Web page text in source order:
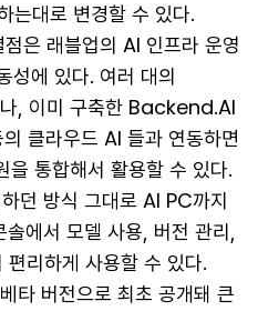
는대로 변경할 수 있다.
은 래블업의 AI 인프라 운영
에 있다. 여러 대의
, 이미 구축한 Backend.AI
클라우드 AI 들과 연동하면
통합해서 활용할 수 있다.
던 방식 그대로 AI PC까지
에서 모델 사용, 버전 관리,
리하게 사용할 수 있다.
버전으로 최초 공개돼 큰